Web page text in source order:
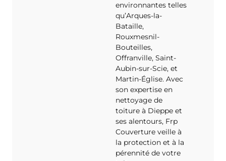
environnantes telles
qu’Arques-la-
Bataille,
Rouxmesnil-
Bouteilles,
Offranville, Saint-
Aubin-sur-Scie, et
Martin-Église. Avec
son expertise en
nettoyage de
toiture à Dieppe et
ses alentours, Frp
Couverture veille à
la protection et à la
pérennité de votre